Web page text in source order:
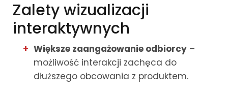
Zalety wizualizacji
interaktywnych
Większe zaangażowanie odbiorcy –
możliwość interakcji zachęca do
dłuższego obcowania z produktem.